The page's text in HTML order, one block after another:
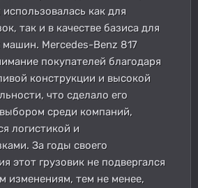
как для
так и в качестве базиса для
Mercedes-Benz 817
покупателей благодаря
конструкции и высокой
что сделало его
среди компаний,
логистикой и
За годы своего
этот грузовик не подвергался
изменениям, тем не менее,